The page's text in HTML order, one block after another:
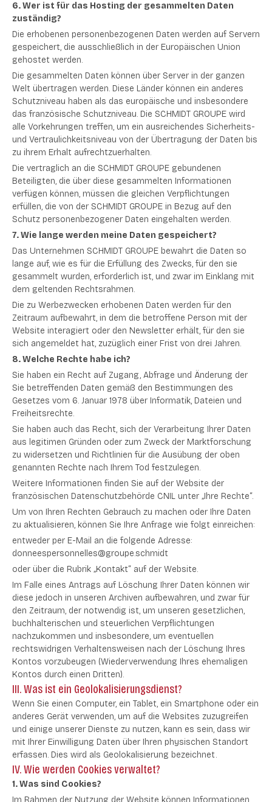
6. Wer ist für das Hosting der gesammelten Daten
zuständig?
Die erhobenen personenbezogenen Daten werden auf Servern
gespeichert, die ausschließlich in der Europäischen Union
gehostet werden.
Die gesammelten Daten können über Server in der ganzen
Welt übertragen werden. Diese Länder können ein anderes
Schutzniveau haben als das europäische und insbesondere
das französische Schutzniveau. Die SCHMIDT GROUPE wird
alle Vorkehrungen treffen, um ein ausreichendes Sicherheits-
und Vertraulichkeitsniveau von der Übertragung der Daten bis
zu ihrem Erhalt aufrechtzuerhalten.
Die vertraglich an die SCHMIDT GROUPE gebundenen
Beteiligten, die über diese gesammelten Informationen
verfügen können, müssen die gleichen Verpflichtungen
erfüllen, die von der SCHMIDT GROUPE in Bezug auf den
Schutz personenbezogener Daten eingehalten werden.
7. Wie lange werden meine Daten gespeichert?
Das Unternehmen SCHMIDT GROUPE bewahrt die Daten so
lange auf, wie es für die Erfüllung des Zwecks, für den sie
gesammelt wurden, erforderlich ist, und zwar im Einklang mit
dem geltenden Rechtsrahmen.
Die zu Werbezwecken erhobenen Daten werden für den
Zeitraum aufbewahrt, in dem die betroffene Person mit der
Website interagiert oder den Newsletter erhält, für den sie
sich angemeldet hat, zuzüglich einer Frist von drei Jahren.
8. Welche Rechte habe ich?
Sie haben ein Recht auf Zugang, Abfrage und Änderung der
Sie betreffenden Daten gemäß den Bestimmungen des
Gesetzes vom 6. Januar 1978 über Informatik, Dateien und
Freiheitsrechte.
Sie haben auch das Recht, sich der Verarbeitung Ihrer Daten
aus legitimen Gründen oder zum Zweck der Marktforschung
zu widersetzen und Richtlinien für die Ausübung der oben
genannten Rechte nach Ihrem Tod festzulegen.
Weitere Informationen finden Sie auf der Website der
französischen Datenschutzbehörde CNIL unter „Ihre Rechte“.
Um von Ihren Rechten Gebrauch zu machen oder Ihre Daten
zu aktualisieren, können Sie Ihre Anfrage wie folgt einreichen:
entweder per E-Mail an die folgende Adresse:
donneespersonnelles@groupe.schmidt
oder über die Rubrik „Kontakt“ auf der Website.
Im Falle eines Antrags auf Löschung Ihrer Daten können wir
diese jedoch in unseren Archiven aufbewahren, und zwar für
den Zeitraum, der notwendig ist, um unseren gesetzlichen,
buchhalterischen und steuerlichen Verpflichtungen
nachzukommen und insbesondere, um eventuellen
rechtswidrigen Verhaltensweisen nach der Löschung Ihres
Kontos vorzubeugen (Wiederverwendung Ihres ehemaligen
Kontos durch einen Dritten).
III. Was ist ein Geolokalisierungsdienst?
Wenn Sie einen Computer, ein Tablet, ein Smartphone oder ein
anderes Gerät verwenden, um auf die Websites zuzugreifen
und einige unserer Dienste zu nutzen, kann es sein, dass wir
mit Ihrer Einwilligung Daten über Ihren physischen Standort
erfassen. Dies wird als Geolokalisierung bezeichnet.
IV. Wie werden Cookies verwaltet?
1. Was sind Cookies?
Im Rahmen der Nutzung der Website können Informationen